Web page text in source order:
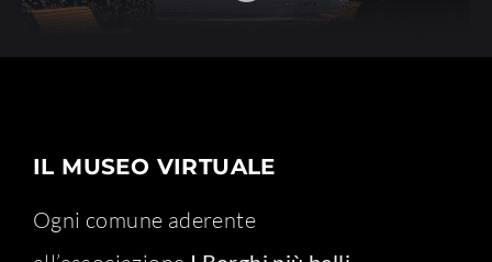
IL MUSEO VIRTUALE
Ogni comune aderente